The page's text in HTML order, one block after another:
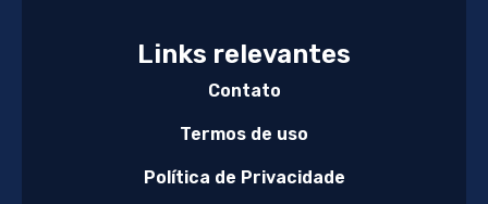
Links relevantes
Contato
Termos de uso
Política de Privacidade